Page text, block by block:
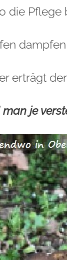
die
erträgt
je